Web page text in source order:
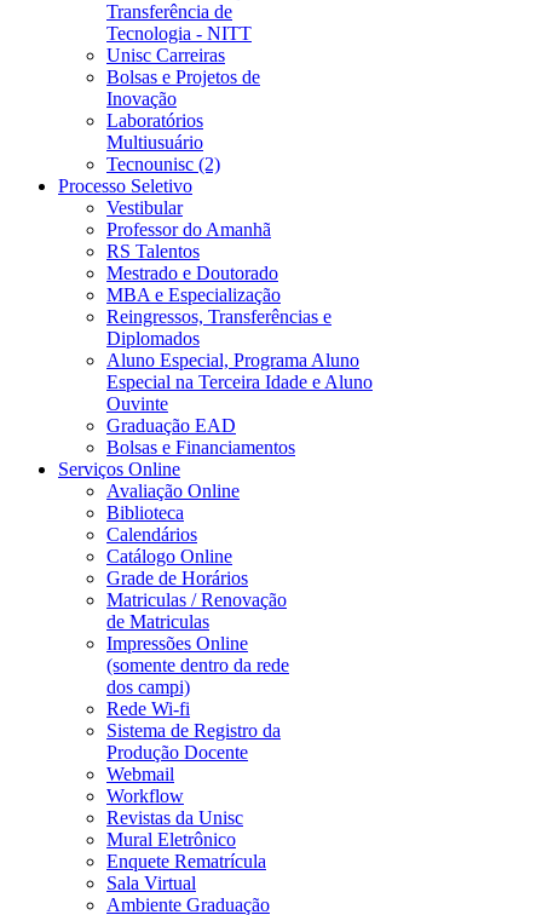
Transferência de
Tecnologia - NITT
Unisc Carreiras
Bolsas e Projetos de
Inovação
Laboratórios
Multiusuário
Tecnounisc (2)
Processo Seletivo
Vestibular
Professor do Amanhã
RS Talentos
Mestrado e Doutorado
MBA e Especialização
Reingressos, Transferências e
Diplomados
Aluno Especial, Programa Aluno
Especial na Terceira Idade e Aluno
Ouvinte
Graduação EAD
Bolsas e Financiamentos
Serviços Online
Avaliação Online
Biblioteca
Calendários
Catálogo Online
Grade de Horários
Matriculas / Renovação
de Matriculas
Impressões Online
(somente dentro da rede
dos campi)
Rede Wi-fi
Sistema de Registro da
Produção Docente
Webmail
Workflow
Revistas da Unisc
Mural Eletrônico
Enquete Rematrícula
Sala Virtual
Ambiente Graduação